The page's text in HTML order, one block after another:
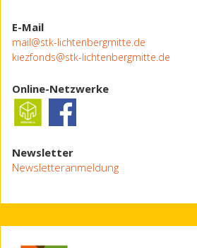
E-Mail
mail@stk-lichtenbergmitte.de
kiezfonds@stk-lichtenbergmitte.de
Online-Netzwerke
Newsletter
Newsletteranmeldung